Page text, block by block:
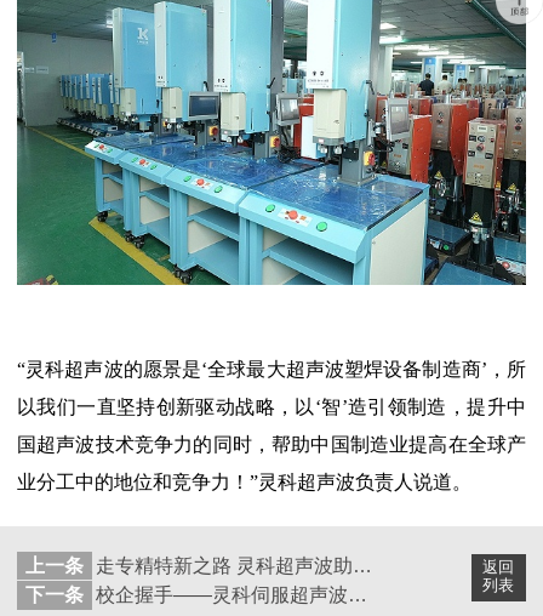
“灵科超声波的愿景是‘全球最大超声波塑焊设备制造商’，所
以我们一直坚持创新驱动战略，以‘智’造引领制造，提升中
国超声波技术竞争力的同时，帮助中国制造业提高在全球产
业分工中的地位和竞争力！”灵科超声波负责人说道。
返回
列表
上一条
走专精特新之路 灵科超声波助力粤港澳大湾区高质量发展
下一条
校企握手——灵科伺服超声波焊接机赋能佛山智能制造